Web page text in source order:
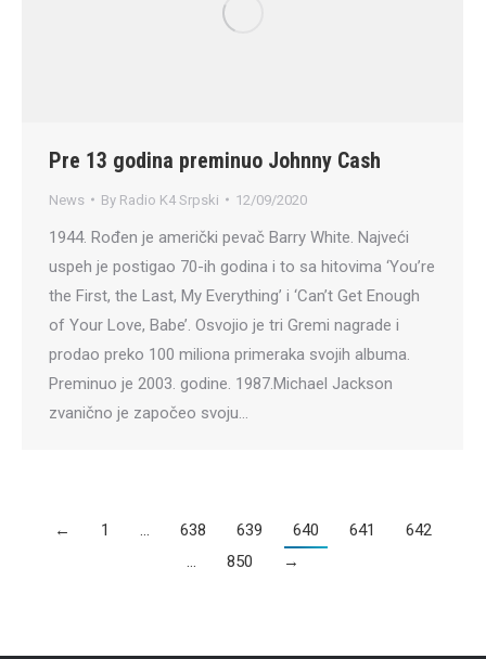
Pre 13 godina preminuo Johnny Cash
News By Radio K4 Srpski 12/09/2020
1944. Rođen je američki pevač Barry White. Najveći
uspeh je postigao 70-ih godina i to sa hitovima ‘You’re
the First, the Last, My Everything’ i ‘Can’t Get Enough
of Your Love, Babe’. Osvojio je tri Gremi nagrade i
prodao preko 100 miliona primeraka svojih albuma.
Preminuo je 2003. godine. 1987.Michael Jackson
zvanično je započeo svoju…
← 1 … 638 639 640 641
642
…
850 →